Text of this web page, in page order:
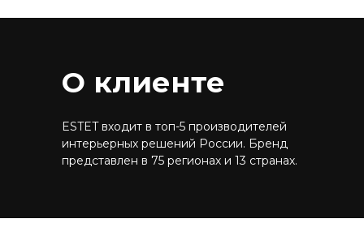
О клиенте
ESTET входит в топ-5 производителей
интерьерных решений России. Бренд
представлен в 75 регионах и 13 странах.